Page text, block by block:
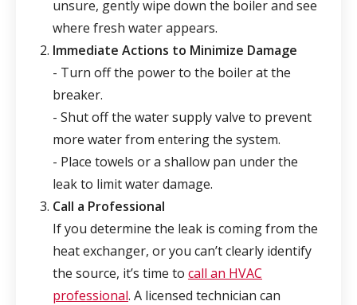
unsure, gently wipe down the boiler and see
where fresh water appears.
Immediate Actions to Minimize Damage
- Turn off the power to the boiler at the
breaker.
- Shut off the water supply valve to prevent
more water from entering the system.
- Place towels or a shallow pan under the
leak to limit water damage.
Call a Professional
If you determine the leak is coming from the
heat exchanger, or you can’t clearly identify
the source, it’s time to call an HVAC
professional. A licensed technician can